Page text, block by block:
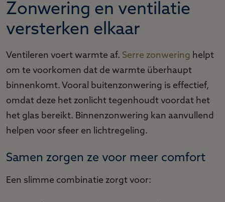
Zonwering en ventilatie
versterken elkaar
Ventileren voert warmte af. Serre zonwering helpt
om te voorkomen dat de warmte überhaupt
binnenkomt. Vooral buitenzonwering is effectief,
omdat deze het zonlicht tegenhoudt voordat het
het glas bereikt. Binnenzonwering kan aanvullend
helpen voor sfeer en lichtregeling.
Samen zorgen ze voor meer comfort
Een slimme combinatie zorgt voor: